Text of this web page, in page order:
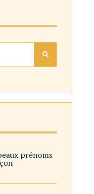
prénoms